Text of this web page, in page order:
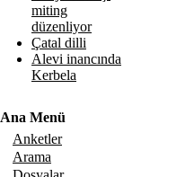
miting
düzenliyor
Çatal dilli
Alevi inancında
Kerbela
Ana Menü
Anketler
Arama